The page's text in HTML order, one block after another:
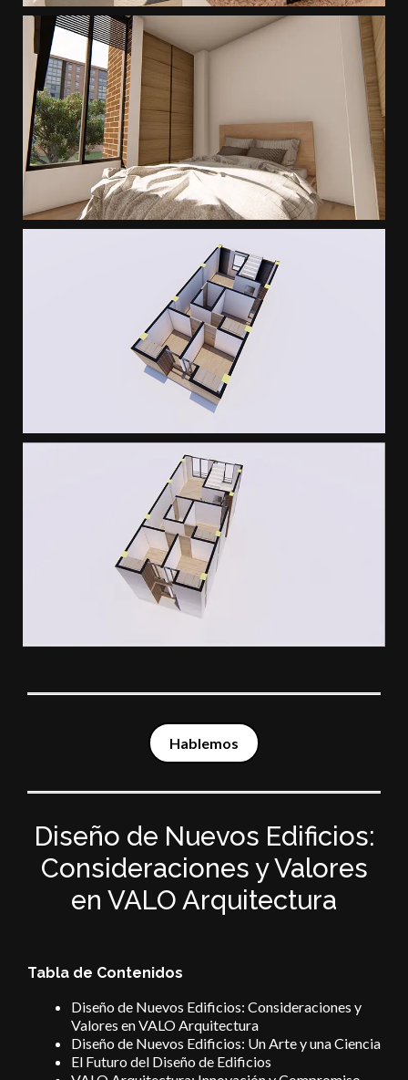
Hablemos
Diseño de Nuevos Edificios:
Consideraciones y Valores
en VALO Arquitectura
Tabla de Contenidos
Diseño de Nuevos Edificios: Consideraciones y
Valores en VALO Arquitectura
Diseño de Nuevos Edificios: Un Arte y una Ciencia
El Futuro del Diseño de Edificios